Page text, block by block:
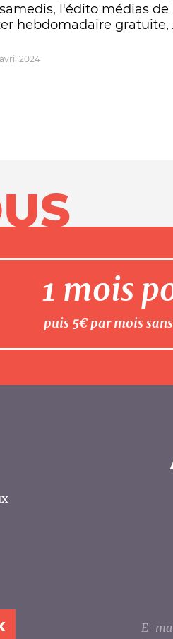
l'édito médias
hebdomadaire gratuite,
avril 2024
1 mois
puis 5€ par mois